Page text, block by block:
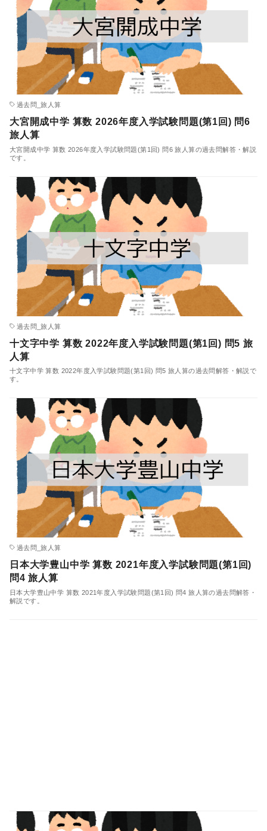
過去問_旅人算
大宮開成中学 算数 2026年度入学試験問題(第1回) 問6
旅人算
大宮開成中学 算数 2026年度入学試験問題(第1回) 問6 旅人算の過去問解答・解説
です。
過去問_旅人算
十文字中学 算数 2022年度入学試験問題(第1回) 問5 旅
人算
十文字中学 算数 2022年度入学試験問題(第1回) 問5 旅人算の過去問解答・解説で
す。
過去問_旅人算
日本大学豊山中学 算数 2021年度入学試験問題(第1回)
問4 旅人算
日本大学豊山中学 算数 2021年度入学試験問題(第1回) 問4 旅人算の過去問解答・
解説です。